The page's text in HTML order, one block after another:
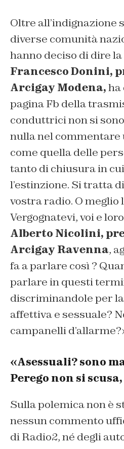
Oltre all’indignazione
diverse comunità
hanno deciso di dire
Francesco Donini,
Arcigay Modena,ha
pagina Fb della
conduttrici non si
nulla nel commentare
come quella delle
tanto di chiusura in
l’estinzione. Si tratta
vostra radio. O meglio
Vergognatevi, voi e
Alberto Nicolini,
Arcigay Ravenna,
fa a parlare così ?
parlare in questi
discriminandole per
affettiva e sessuale?
campanelli
«Asessuali? sono
Perego non si
Sulla polemica non è
nessun commento
di Radio2, né degli